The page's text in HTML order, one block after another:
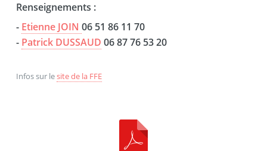
Renseignements :
- Etienne JOIN 06 51 86 11 70
- Patrick DUSSAUD 06 87 76 53 20
Infos sur lesite de la FFE